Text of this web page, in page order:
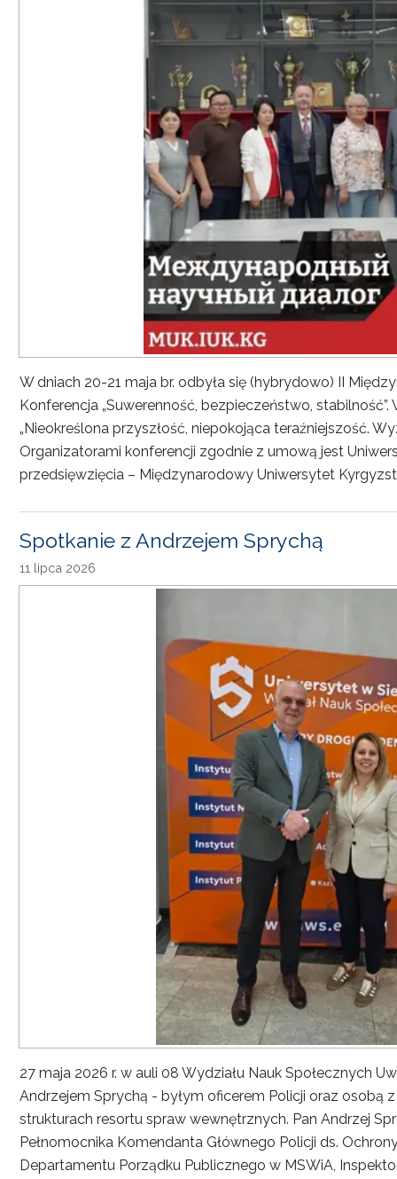
W dniach 20-21 maja br. odbyła się (hybrydowo) II
Konferencja „Suwerenność, bezpieczeństwo,
„Nieokreślona przyszłość, niepokojąca teraźniejszość.
Organizatorami konferencji zgodnie z umową jest
przedsięwzięcia – Międzynarodowy Uniwersytet
Spotkanie z Andrzejem Sprychą
11 lipca 2026
27 maja 2026 r. w auli 08 Wydziału Nauk Społecznych
Andrzejem Sprychą - byłym oficerem Policji oraz osobą
strukturach resortu spraw wewnętrznych. Pan Andrzej
Pełnomocnika Komendanta Głównego Policji ds.
Departamentu Porządku Publicznego w MSWiA,